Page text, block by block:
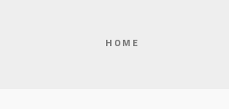
HOME